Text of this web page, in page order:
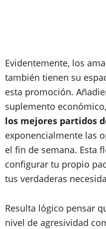
Evidentemente, los
también tienen su
esta promoción.
suplemento económico,
los mejores partidos
exponencialmente las
el fin de semana. Esta
configurar tu propio
tus verdaderas
Resulta lógico pensar
nivel de agresividad